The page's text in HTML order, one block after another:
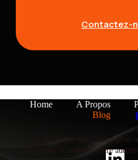
Ce site utilise des cookies pour
navigation et analyser notre
Contactez-
Home A Propos
Blog